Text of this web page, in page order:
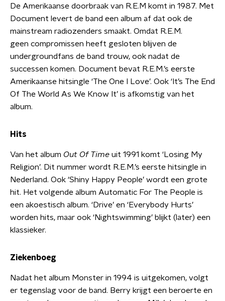
De Amerikaanse doorbraak van R.E.M komt in 1987. Met
Document levert de band een album af dat ook de
mainstream radiozenders smaakt. Omdat R.E.M.
geen compromissen heeft gesloten blijven de
undergroundfans de band trouw, ook nadat de
successen komen. Document bevat R.E.M.’s eerste
Amerikaanse hitsingle ‘The One I Love’. Ook ‘It’s The End
Of The World As We Know It’ is afkomstig van het
album.
Hits
Van het album Out Of Time uit 1991 komt ‘Losing My
Religion’. Dit nummer wordt R.E.M.’s eerste hitsingle in
Nederland. Ook ‘Shiny Happy People’ wordt een grote
hit. Het volgende album Automatic For The People is
een akoestisch album. ‘Drive’ en ‘Everybody Hurts’
worden hits, maar ook ‘Nightswimming’ blijkt (later) een
klassieker.
Ziekenboeg
Nadat het album Monster in 1994 is uitgekomen, volgt
er tegenslag voor de band. Berry krijgt een beroerte en